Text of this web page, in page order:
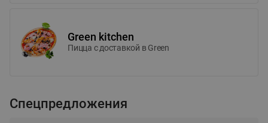
Green kitchen
Пицца c доставкой в Green
Спецпредложения